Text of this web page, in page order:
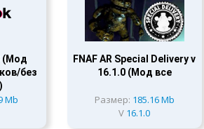
(Мод
без
Mb
FNAF AR Special Delivery v
16.1.0 (Мод все
Размер: 185.16 Mb
V 16.1.0